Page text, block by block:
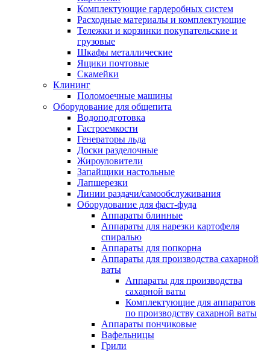
Комплектующие гардеробных систем
Расходные материалы и комплектующие
Тележки и корзинки покупательские и
грузовые
Шкафы металлические
Ящики почтовые
Скамейки
Клининг
Поломоечные машины
Оборудование для общепита
Водоподготовка
Гастроемкости
Генераторы льда
Доски разделочные
Жироуловители
Запайщики настольные
Лапшерезки
Линии раздачи/самообслуживания
Оборудование для фаст-фуда
Аппараты блинные
Аппараты для нарезки картофеля
спиралью
Аппараты для попкорна
Аппараты для производства сахарной
ваты
Аппараты для производства
сахарной ваты
Комплектующие для аппаратов
по производству сахарной ваты
Аппараты пончиковые
Вафельницы
Грили